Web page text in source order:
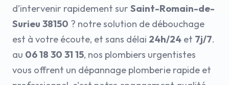
d’intervenir rapidement sur Saint-Romain-de-
Surieu 38150 ? notre solution de débouchage
est à votre écoute, et sans délai 24h/24 et 7j/7.
au 06 18 30 31 15, nos plombiers urgentistes
vous offrent un dépannage plomberie rapide et